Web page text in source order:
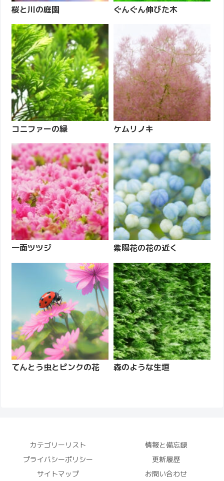
桜と川の庭園 ぐんぐん伸びた木
コニファーの緑 ケムリノキ
一面ツツジ 紫陽花の花の近く
てんとう虫とピンクの花 森のような生垣
カテゴリーリスト
情報と備忘録
プライバシーポリシー
更新履歴
サイトマップ
お問い合わせ